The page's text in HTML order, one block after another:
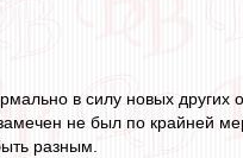
в силу новых других
не был по крайней
разным.